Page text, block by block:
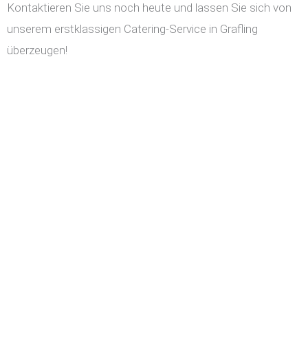
Kontaktieren Sie uns noch heute und lassen Sie sich von
unserem erstklassigen Catering-Service in Grafling
überzeugen!